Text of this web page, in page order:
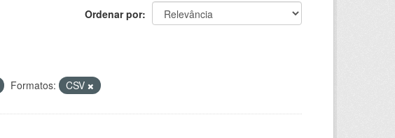
Ordenar por
Formatos: CSV